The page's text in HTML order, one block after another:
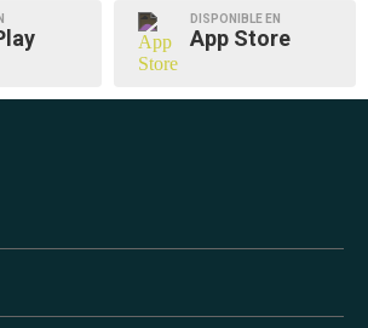
DISPONIBLE EN
App Store